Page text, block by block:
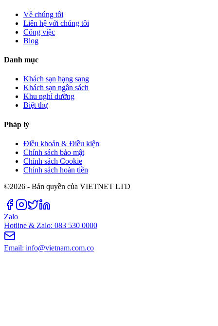
Về chúng tôi
Liên hệ với chúng tôi
Công việc
Blog
Danh mục
Khách sạn hạng sang
Khách sạn ngân sách
Khu nghỉ dưỡng
Biệt thự
Pháp lý
Điều khoản & Điều kiện
Chính sách bảo mật
Chính sách Cookie
Chính sách hoàn tiền
©2026 - Bản quyền của VIETNET LTD
Zalo
Hotline & Zalo: 083 530 0000
Email: info@vietnam.com.co